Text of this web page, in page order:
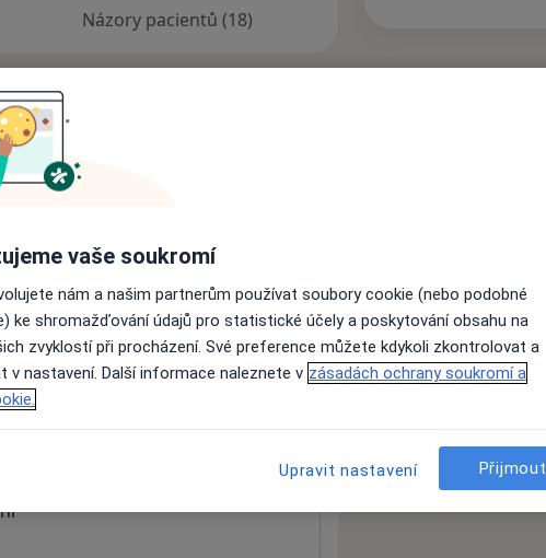
Názory pacientů (18)
nejsou k dispozici
informace o svých službách.
vaše soukromí
nám a našim partnerům používat soubory cookie (nebo podobné
ke shromažďování údajů pro statistické účely a poskytování obsahu na
zvyklostí při procházení. Své preference můžete kdykoli zkontrolovat a
v nastavení. Další informace naleznete v zásadách ochrany soukromí a
Upravit nastavení Přijmout